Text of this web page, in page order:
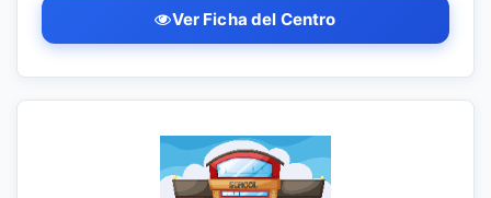
Ver Ficha del Centro